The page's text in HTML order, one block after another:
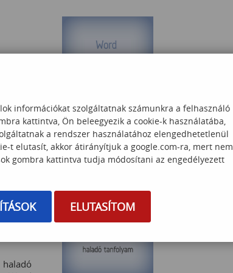
55 000Ft
(Bruttó ár:69 850Ft)
Részletek
de
A
2016
A
PDF,
információkat szolgáltatnak számunkra a felhasználó
kattintva, Ön beleegyezik a cookie-k használatába,
a rendszer használatához elengedhetetlenül
t elutasít, akkor átirányítjuk a google.com-ra, mert nem
gombra kattintva tudja módosítani az engedélyezett
ELUTASÍTOM